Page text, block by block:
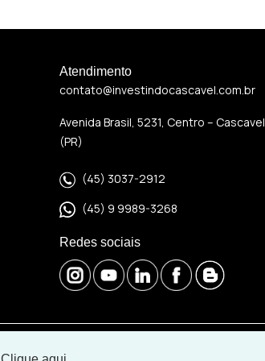
Atendimento
contato@investindocascavel.com.br
Avenida Brasil, 5231, Centro – Cascavel
(PR)
(45) 3037-2912
(45) 9 9989-3268
Redes sociais